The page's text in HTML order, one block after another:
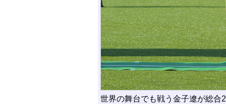
世界の舞台でも戦う金子遼が総合